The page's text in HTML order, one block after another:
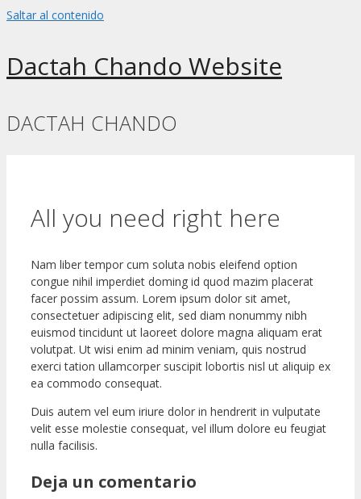
Saltar al contenido
Dactah Chando Website
DACTAH CHANDO
All you need right here
Nam liber tempor cum soluta nobis eleifend option
congue nihil imperdiet doming id quod mazim placerat
facer possim assum. Lorem ipsum dolor sit amet,
consectetuer adipiscing elit, sed diam nonummy nibh
euismod tincidunt ut laoreet dolore magna aliquam erat
volutpat. Ut wisi enim ad minim veniam, quis nostrud
exerci tation ullamcorper suscipit lobortis nisl ut aliquip ex
ea commodo consequat.
Duis autem vel eum iriure dolor in hendrerit in vulputate
velit esse molestie consequat, vel illum dolore eu feugiat
nulla facilisis.
Deja un comentario